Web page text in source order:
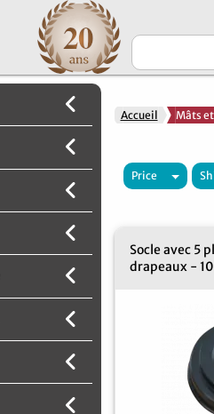
Accueil Mâts
Price
Socle avec 5
drapeaux - 10